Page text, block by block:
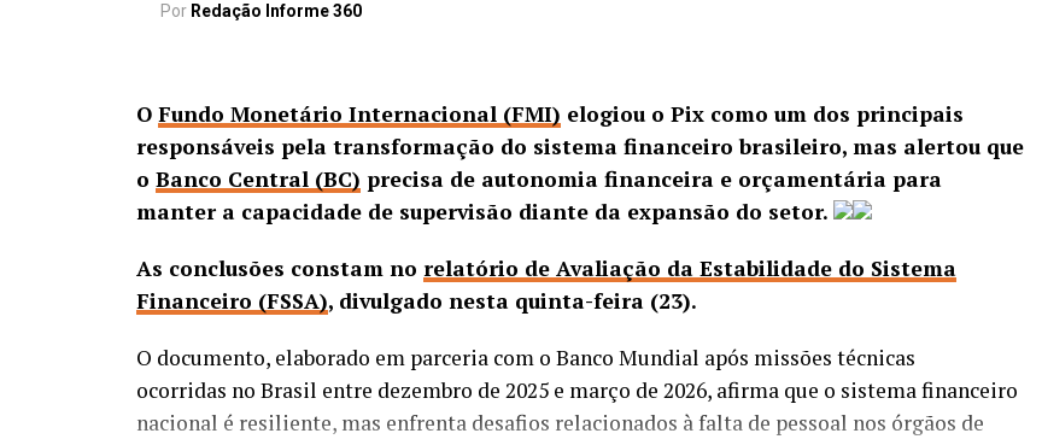
Por Redação Informe 360
O Fundo Monetário Internacional (FMI) elogiou o Pix como um dos principais
responsáveis pela transformação do sistema financeiro brasileiro, mas alertou que
o Banco Central (BC) precisa de autonomia financeira e orçamentária para
manter a capacidade de supervisão diante da expansão do setor.
As conclusões constam no relatório de Avaliação da Estabilidade do Sistema
Financeiro (FSSA), divulgado nesta quinta-feira (23).
O documento, elaborado em parceria com o Banco Mundial após missões técnicas
ocorridas no Brasil entre dezembro de 2025 e março de 2026, afirma que o sistema financeiro
nacional é resiliente, mas enfrenta desafios relacionados à falta de pessoal nos órgãos de